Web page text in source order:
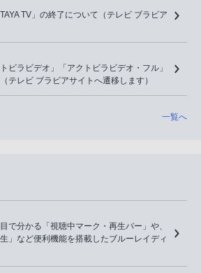
TV」の終了について（テレビ ブラビア
ビラビデオ」「アクトビラビデオ・フル」
テレビ ブラビアサイトへ遷移します）
一覧へ
で分かる「視聴中マーク・再生バー」や、
」など便利機能を搭載したブルーレイディ